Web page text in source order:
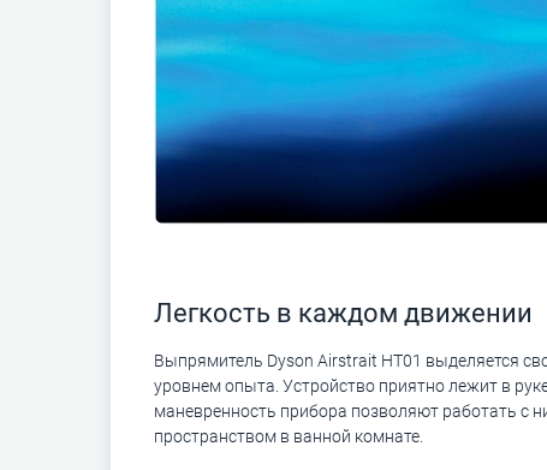
Легкость в каждом движении
Выпрямитель Dyson Airstrait HT01 выделяется
уровнем опыта. Устройство приятно лежит в
маневренность прибора позволяют работать с
пространством в ванной комнате.